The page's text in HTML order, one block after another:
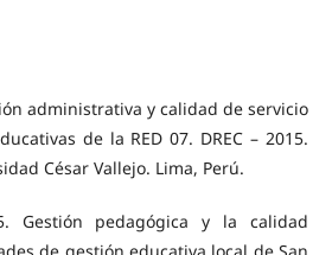
administrativa y calidad de servicio
de la RED 07. DREC – 2015.
César Vallejo. Lima, Perú.
Gestión pedagógica y la calidad
de gestión educativa local de San